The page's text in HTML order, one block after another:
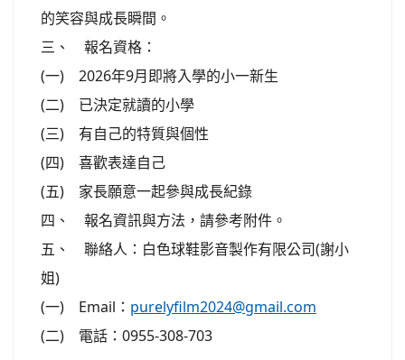
的笑容與成長瞬間。
三、 報名資格：
(一) 2026年9月即將入學的小一新生
(二) 已決定就讀的小學
(三) 有自己的特質與個性
(四) 喜歡表達自己
(五) 家長願意一起參與成長紀錄
四、 報名資訊與方法，請參考附件。
五、 聯絡人：白色球鞋影音製作有限公司(謝小
姐)
(一) Email： purelyfilm2024@gmail.com
(二) 電話：0955-308-703